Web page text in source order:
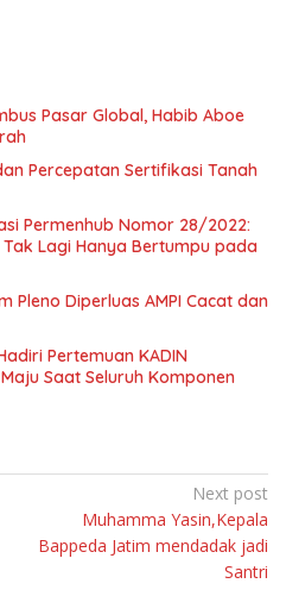
Pasar Global, Habib Aboe
Percepatan Sertifikasi Tanah
Permenhub Nomor 28/2022:
Lagi Hanya Bertumpu pada
Pleno Diperluas AMPI Cacat dan
Pertemuan KADIN
Saat Seluruh Komponen
Next post
Muhamma Yasin,Kepala
Bappeda Jatim mendadak jadi
Santri